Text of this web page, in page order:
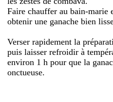
Faire chauffer au bain-marie
obtenir une ganache bien
Verser rapidement la
puis laisser refroidir à
environ 1 h pour que la
onctueuse.